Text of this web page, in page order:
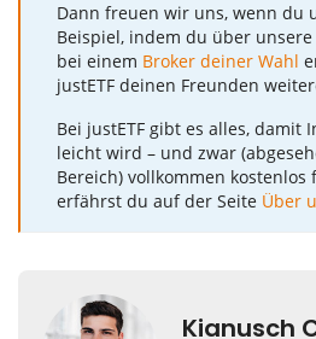
Dann freuen wir uns, wenn du
Beispiel, indem du über
bei einem Broker deiner Wahl
justETF deinen Freunden
Bei justETF gibt es alles, damit
leicht wird – und zwar
Bereich) vollkommen
erfährst du auf der Seite Über